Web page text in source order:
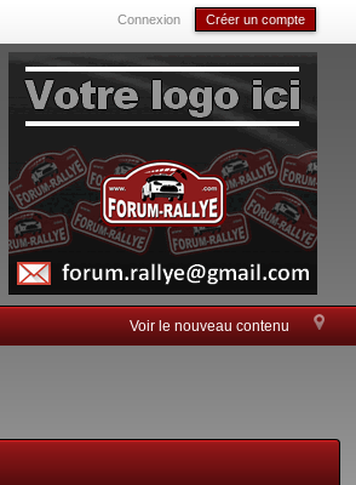
Connexion Créer un compte
Voir le nouveau contenu